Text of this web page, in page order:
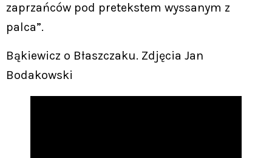
zaprzańców pod pretekstem wyssanym z
palca”.
Bąkiewicz o Błaszczaku. Zdjęcia Jan
Bodakowski